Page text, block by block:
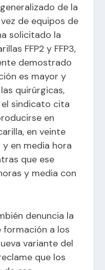
de la
de equipos de
solicitado la
FFP2 y FFP3,
demostrado
es mayor y
quirúrgicas,
el sindicato cita
en
en veinte
en media hora
que ese
y media con
denuncia la
formación a los
variante del
que los